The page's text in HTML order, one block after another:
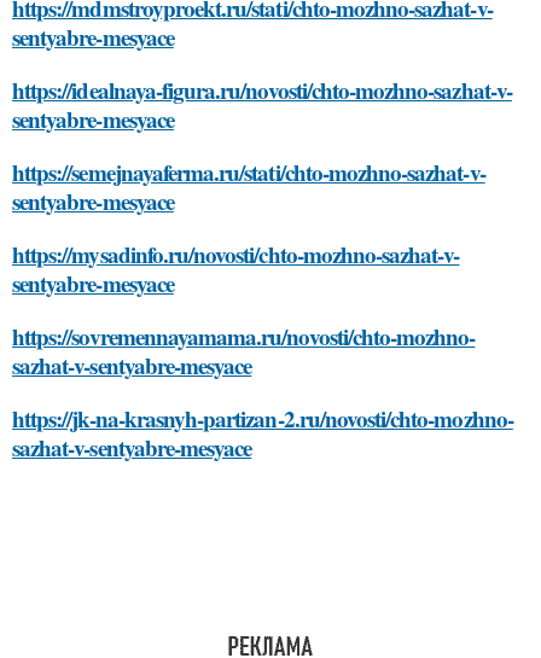
https://mdmstroyproekt.ru/stati/chto-mozhno-sazhat-v-
sentyabre-mesyace
https://idealnaya-figura.ru/novosti/chto-mozhno-sazhat-v-
sentyabre-mesyace
https://semejnayaferma.ru/stati/chto-mozhno-sazhat-v-
sentyabre-mesyace
https://mysadinfo.ru/novosti/chto-mozhno-sazhat-v-
sentyabre-mesyace
https://sovremennayamama.ru/novosti/chto-mozhno-
sazhat-v-sentyabre-mesyace
https://jk-na-krasnyh-partizan-2.ru/novosti/chto-mozhno-
sazhat-v-sentyabre-mesyace